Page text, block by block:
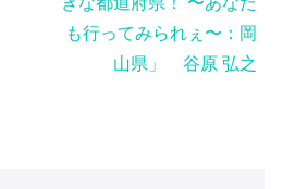
も行ってみられぇ〜：岡
山県」 谷原 弘之